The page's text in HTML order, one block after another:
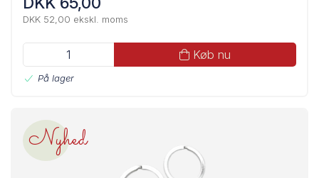
DKK 52,00 ekskl. moms
Køb nu
På lager
Nyhed